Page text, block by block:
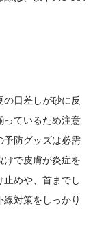
日差しが砂に反
っているため注意
予防グッズは必需
けで皮膚が炎症を
めや、首までし
対策をしっかり